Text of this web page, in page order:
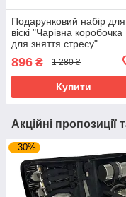
Подарунковий набір для
віскі "Чарівна коробочка
для зняття стресу"
896 ₴ 1 280 ₴
Купити
Акційні пропозиції
–30%